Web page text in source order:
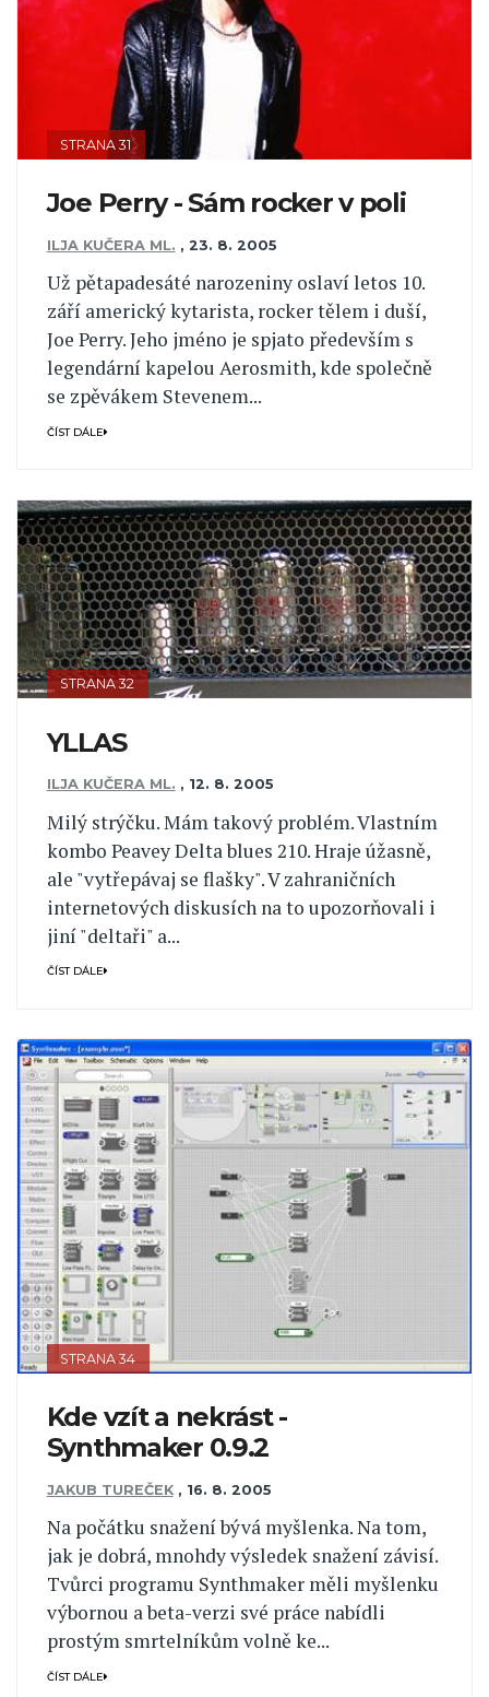
STRANA 31
Joe Perry - Sám rocker v poli
ILJA KUČERA ML. , 23. 8. 2005
Už pětapadesáté narozeniny oslaví letos 10.
září americký kytarista, rocker tělem i duší,
Joe Perry. Jeho jméno je spjato především s
legendární kapelou Aerosmith, kde společně
se zpěvákem Stevenem...
ČÍST DÁLE
STRANA 32
YLLAS
ILJA KUČERA ML. , 12. 8. 2005
Milý strýčku. Mám takový problém. Vlastním
kombo Peavey Delta blues 210. Hraje úžasně,
ale "vytřepávaj se flašky". V zahraničních
internetových diskusích na to upozorňovali i
jiní "deltaři" a...
ČÍST DÁLE
STRANA 34
Kde vzít a nekrást -
Synthmaker 0.9.2
JAKUB TUREČEK , 16. 8. 2005
Na počátku snažení bývá myšlenka. Na tom,
jak je dobrá, mnohdy výsledek snažení závisí.
Tvůrci programu Synthmaker měli myšlenku
výbornou a beta-verzi své práce nabídli
prostým smrtelníkům volně ke...
ČÍST DÁLE